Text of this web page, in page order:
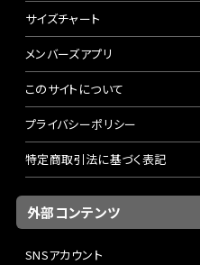
サイズチャート
メンバーズアプリ
このサイトについて
プライバシーポリシー
特定商取引法に基づく表記
外部コンテンツ
SNSアカウント